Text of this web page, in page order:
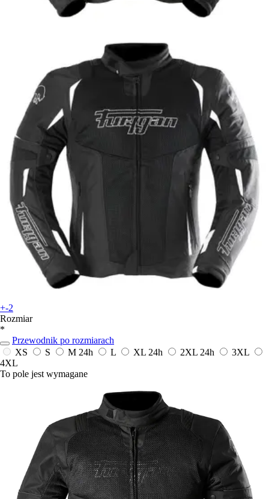
+-2
Rozmiar
*
Przewodnik po rozmiarach
XS
S M 24h L XL 24h 2XL 24h
3XL
4XL
To pole jest wymagane